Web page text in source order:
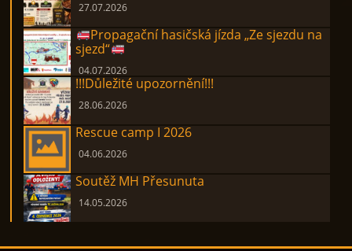
27.07.2026
Propagační hasičská jízda „Ze sjezdu na
sjezd“
04.07.2026
!!!Důležité upozornění!!!
28.06.2026
Rescue camp I 2026
04.06.2026
Soutěž MH Přesunuta
14.05.2026